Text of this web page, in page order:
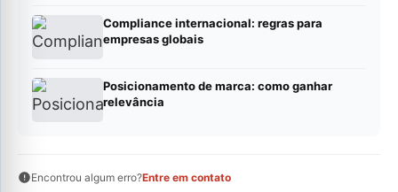
Compliance internacional: regras para
empresas globais
Posicionamento de marca: como ganhar
relevância
Encontrou algum erro?Entre em contato